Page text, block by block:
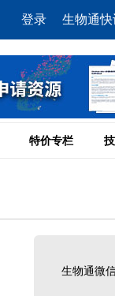
登录 生物通
特价专栏
生物通微